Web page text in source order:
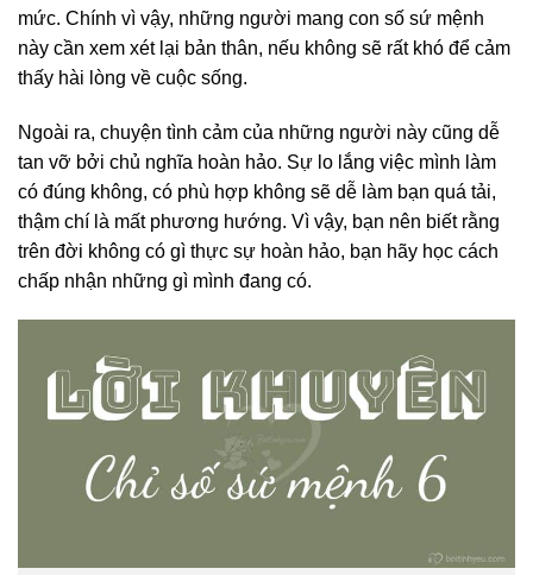
mức. Chính vì vậy, những người mang con số sứ mệnh
này cần xem xét lại bản thân, nếu không sẽ rất khó để cảm
thấy hài lòng về cuộc sống.
Ngoài ra, chuyện tình cảm của những người này cũng dễ
tan vỡ bởi chủ nghĩa hoàn hảo. Sự lo lắng việc mình làm
có đúng không, có phù hợp không sẽ dễ làm bạn quá tải,
thậm chí là mất phương hướng. Vì vậy, bạn nên biết rằng
trên đời không có gì thực sự hoàn hảo, bạn hãy học cách
chấp nhận những gì mình đang có.